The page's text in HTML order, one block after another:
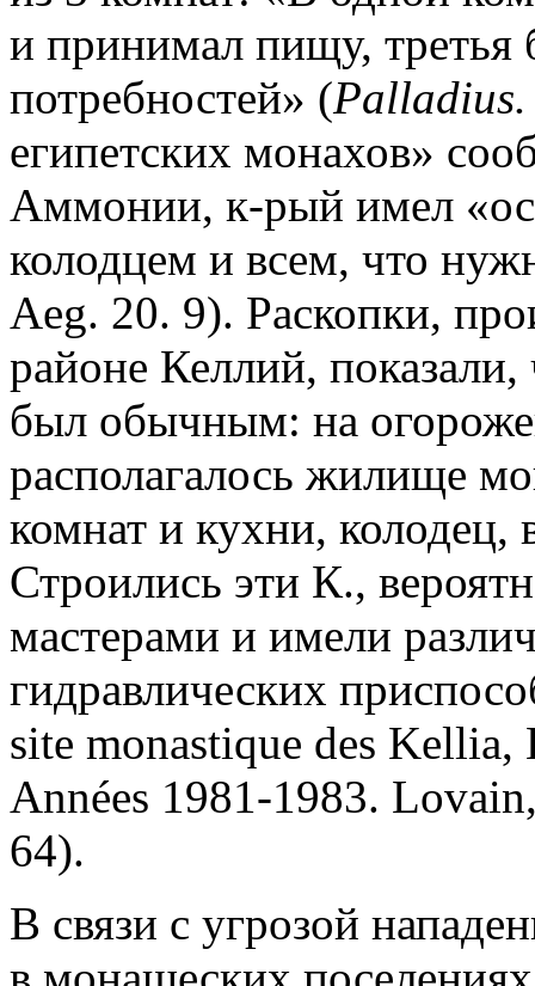
и принимал пищу, третья
потребностей» (Palladius.
египетских монахов»
Аммонии, к-рый имел
колодцем и всем, что
Aeg. 20. 9). Раскопки,
районе Келлий,
был обычным: на
располагалось жилище
комнат и кухни,
Строились эти К.,
мастерами и имели
гидравлических
site monastique des Kellia,
Années 1981-1983.
64).
В связи с угрозой